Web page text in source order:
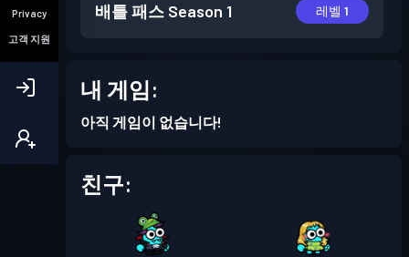
Privacy
고객 지원
배틀 패스 Season 1 레벨 1
내 게임:
아직 게임이 없습니다!
친구: